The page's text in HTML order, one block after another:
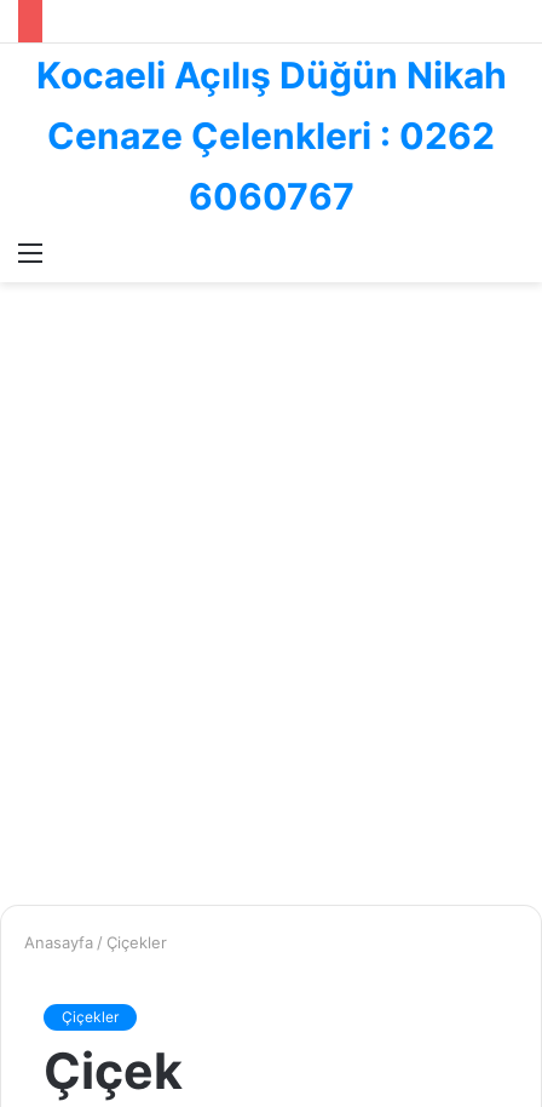
Kocaeli Açılış Düğün Nikah
Cenaze Çelenkleri : 0262
6060767
Anasayfa / Çiçekler
Çiçekler
Çiçek